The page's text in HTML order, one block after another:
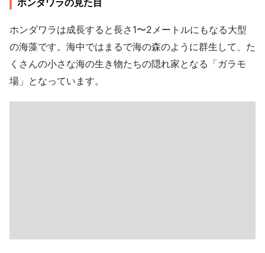
ホンダワラの見た目
ホンダワラは成長すると長さ1〜2メートルにもなる大型
の海藻です。海中ではまるで海の森のように群生して、た
くさんの小さな海の生き物たちの隠れ家となる「ガラモ
場」となっています。